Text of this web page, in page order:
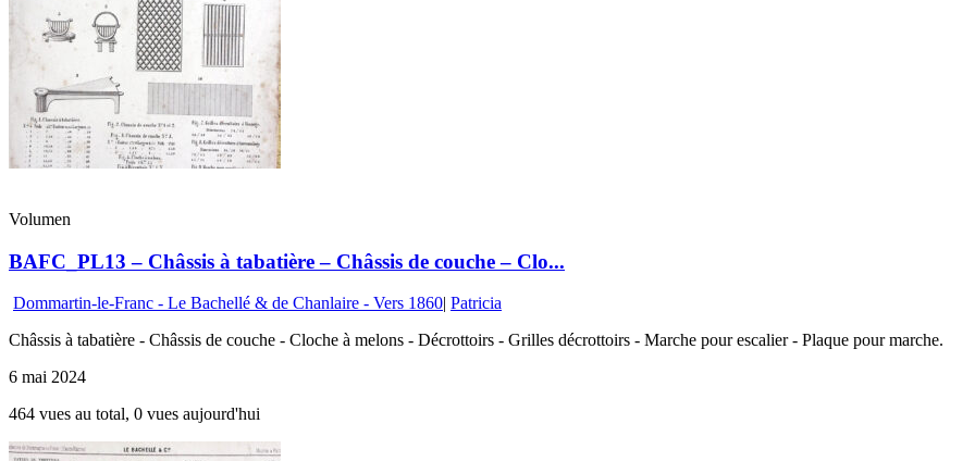
Volumen
BAFC_PL13 – Châssis à tabatière – Châssis de couche – Clo...
Dommartin-le-Franc - Le Bachellé & de Chanlaire - Vers 1860| Patricia
Châssis à tabatière - Châssis de couche - Cloche à melons - Décrottoirs - Grilles décrottoirs - Marche pour escalier - Plaque pour marche.
6 mai 2024
464 vues au total, 0 vues aujourd'hui